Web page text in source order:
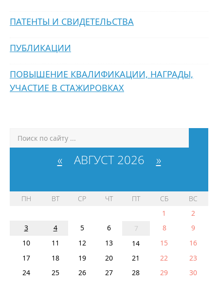
ПАТЕНТЫ И СВИДЕТЕЛЬСТВА
ПУБЛИКАЦИИ
ПОВЫШЕНИЕ КВАЛИФИКАЦИИ, НАГРАДЫ,
УЧАСТИЕ В СТАЖИРОВКАХ
«АВГУСТ 2026 »
ПН ВТ СР ЧТ ПТ СБ
ВС
1
2
3
4 5 6 7 8
9
10
11 12 13 14 15
16
17
18 19 20 21 22
23
24
25 26 27 28 29
30